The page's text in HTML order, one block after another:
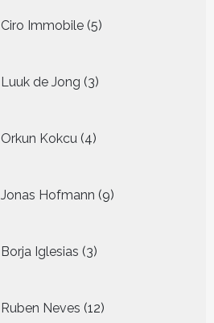
Ciro Immobile 5
producten
Luuk de Jong 3
producten
Orkun Kokcu 4
producten
Jonas Hofmann 9
producten
Borja Iglesias 3
producten
Ruben Neves 12
producten